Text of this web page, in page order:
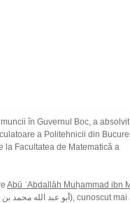
în Guvernul Boc, a
a Politehnicii din
la Facultatea de Matematică a
Abū ʿAbdallāh Muḥammad ibn